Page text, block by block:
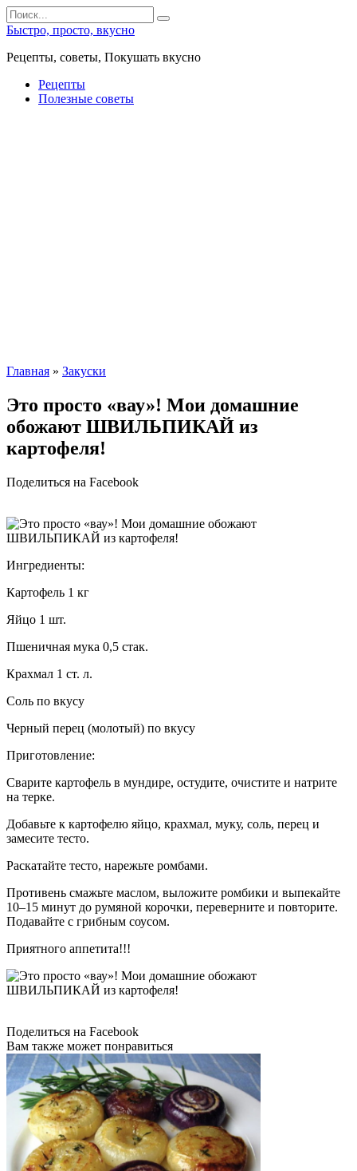
Перейти
к
контенту
Search
for:
Быстро, просто, вкусно
Рецепты, советы, Покушать вкусно
Рецепты
Полезные советы
Главная » Закуски
Это просто «вау»! Мои домашние
обожают ШВИЛЬПИКАЙ из
картофеля!
Поделиться на Facebook
Ингредиенты:
Картофель 1 кг
Яйцо 1 шт.
Пшеничная мука 0,5 стак.
Крахмал 1 ст. л.
Соль по вкусу
Черный перец (молотый) по вкусу
Приготовление:
Сварите картофель в мундире, остудите, очистите и натрите
на терке.
Добавьте к картофелю яйцо, крахмал, муку, соль, перец и
замесите тесто.
Раскатайте тесто, нарежьте ромбами.
Противень смажьте маслом, выложите ромбики и выпекайте
10–15 минут до румяной корочки, переверните и повторите.
Подавайте с грибным соусом.
Приятного аппетита!!!
Поделиться на Facebook
Вам также может понравиться